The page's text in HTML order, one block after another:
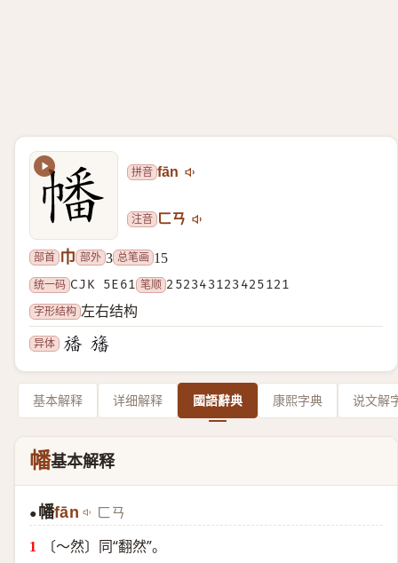
拼音 fān
注音 ㄈㄢ
部首 巾 部外 3 总笔画 15
统一码 CJK 5E61 笔顺 252343123425121
字形结构 左右结构
异体
基本解释 详细解释 國語辭典 康熙字典 说文解
幡基本解释
● 幡fān ㄈㄢ
〔～然〕同“翻然”。